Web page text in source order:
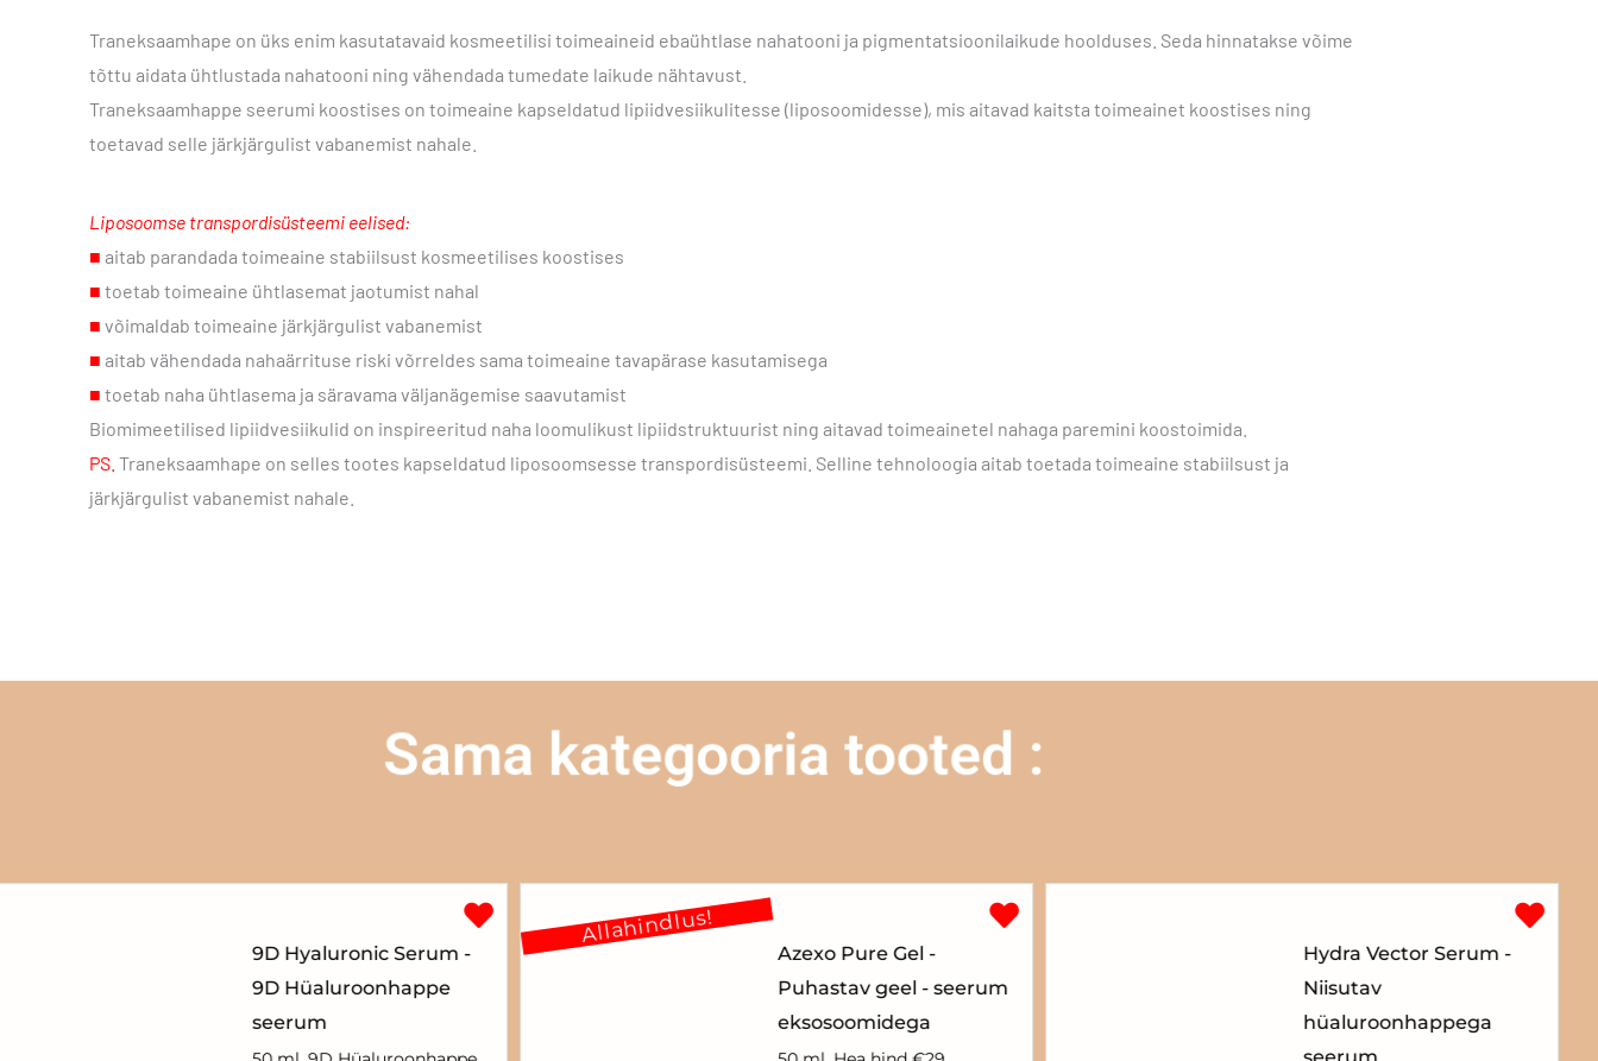
Traneksaamhape on üks enim kasutatavaid kosmeetilisi toimeaineid ebaühtlase nahatooni ja pigmentatsioonilaikude hoolduses. Seda hinnatakse võime
tõttu aidata ühtlustada nahatooni ning vähendada tumedate laikude nähtavust.
Traneksaamhappe seerumi koostises on toimeaine kapseldatud lipiidvesiikulitesse (liposoomidesse), mis aitavad kaitsta toimeainet koostises ning
toetavad selle järkjärgulist vabanemist nahale.
Liposoomse transpordisüsteemi eelised:
■ aitab parandada toimeaine stabiilsust kosmeetilises koostises
■ toetab toimeaine ühtlasemat jaotumist nahal
■ võimaldab toimeaine järkjärgulist vabanemist
■ aitab vähendada nahaärrituse riski võrreldes sama toimeaine tavapärase kasutamisega
■ toetab naha ühtlasema ja säravama väljanägemise saavutamist
Biomimeetilised lipiidvesiikulid on inspireeritud naha loomulikust lipiidstruktuurist ning aitavad toimeainetel nahaga paremini koostoimida.
PS. Traneksaamhape on selles tootes kapseldatud liposoomsesse transpordisüsteemi. Selline tehnoloogia aitab toetada toimeaine stabiilsust ja
järkjärgulist vabanemist nahale.
Sama kategooria tooted :
9D Hyaluronic Serum -
9D Hüaluroonhappe
seerum
Allahindlus!
Azexo Pure Gel -
Puhastav geel - seerum
eksosoomidega
Hydra Vector Serum -
Niisutav
hüaluroonhappega